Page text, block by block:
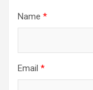
Name *
Email *